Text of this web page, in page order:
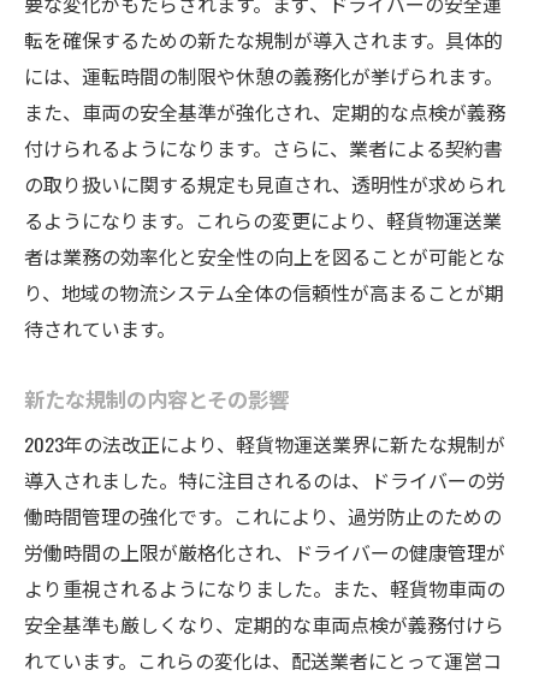
運送業者が直面する新たな課題
法改正による業界の変化と展望
富士宮市の物流における変革の兆し
法改正がもたらす社会的意義と課題
富士宮市で注目の軽貨物運送法改正
注目される法改正のポイント
軽貨物業者へのインパクトとは
法改正に伴う業界再編の可能性
軽貨物運送の新たなビジネスチャンス
市民生活に与える長期的な影響
法改正が軽貨物業界に与える変化
業界における革新と変化の方向性
軽貨物業者の競争力向上戦略
法改正で求められる新たな基準
業界全体の効率化とコスト削減
転を確保するための新たな規制が導入されます。具体的
には、運転時間の制限や休憩の義務化が挙げられます。
また、車両の安全基準が強化され、定期的な点検が義務
付けられるようになります。さらに、業者による契約書
の取り扱いに関する規定も見直され、透明性が求められ
るようになります。これらの変更により、軽貨物運送業
者は業務の効率化と安全性の向上を図ることが可能とな
り、地域の物流システム全体の信頼性が高まることが期
待されています。
新たな規制の内容とその影響
2023年の法改正により、軽貨物運送業界に新たな規制が
導入されました。特に注目されるのは、ドライバーの労
働時間管理の強化です。これにより、過労防止のための
労働時間の上限が厳格化され、ドライバーの健康管理が
より重視されるようになりました。また、軽貨物車両の
安全基準も厳しくなり、定期的な車両点検が義務付けら
れています。これらの変化は、配送業者にとって運営コ